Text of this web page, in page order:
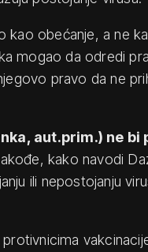
kao obećanje, a ne
mogao da odredi
pravo da ne
aut.prim.) ne bi
kako navodi
ili nepostojanju